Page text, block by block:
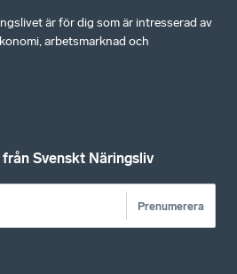
är för dig som är intresserad av
arbetsmarknad och
Svenskt Näringsliv
Prenumerera